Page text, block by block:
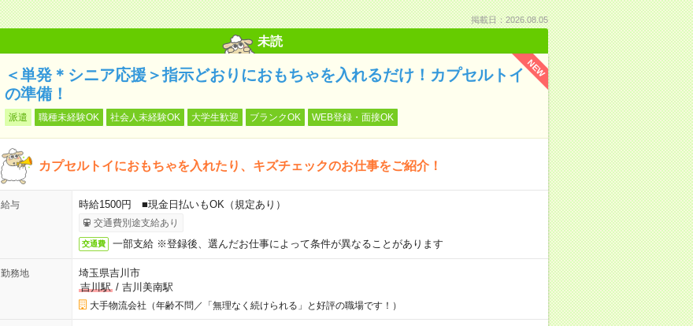
掲載日：2026.08.05
未読
NEW
＜単発＊シニア応援＞指示どおりにおもちゃを入れるだけ！カプセルトイ
の準備！
派遣 職種未経験OK 社会人未経験OK 大学生歓迎 ブランクOK WEB登録・面接OK
カプセルトイにおもちゃを入れたり、キズチェックのお仕事をご紹介！
給与 時給1500円 ■現金日払いもOK（規定あり）
交通費別途支給あり
交通費 一部支給 ※登録後、選んだお仕事によって条件が異なることがあります
勤務地
埼玉県吉川市
吉川駅/ 吉川美南駅
大手物流会社（年齢不問／「無理なく続けられる」と好評の職場です！）